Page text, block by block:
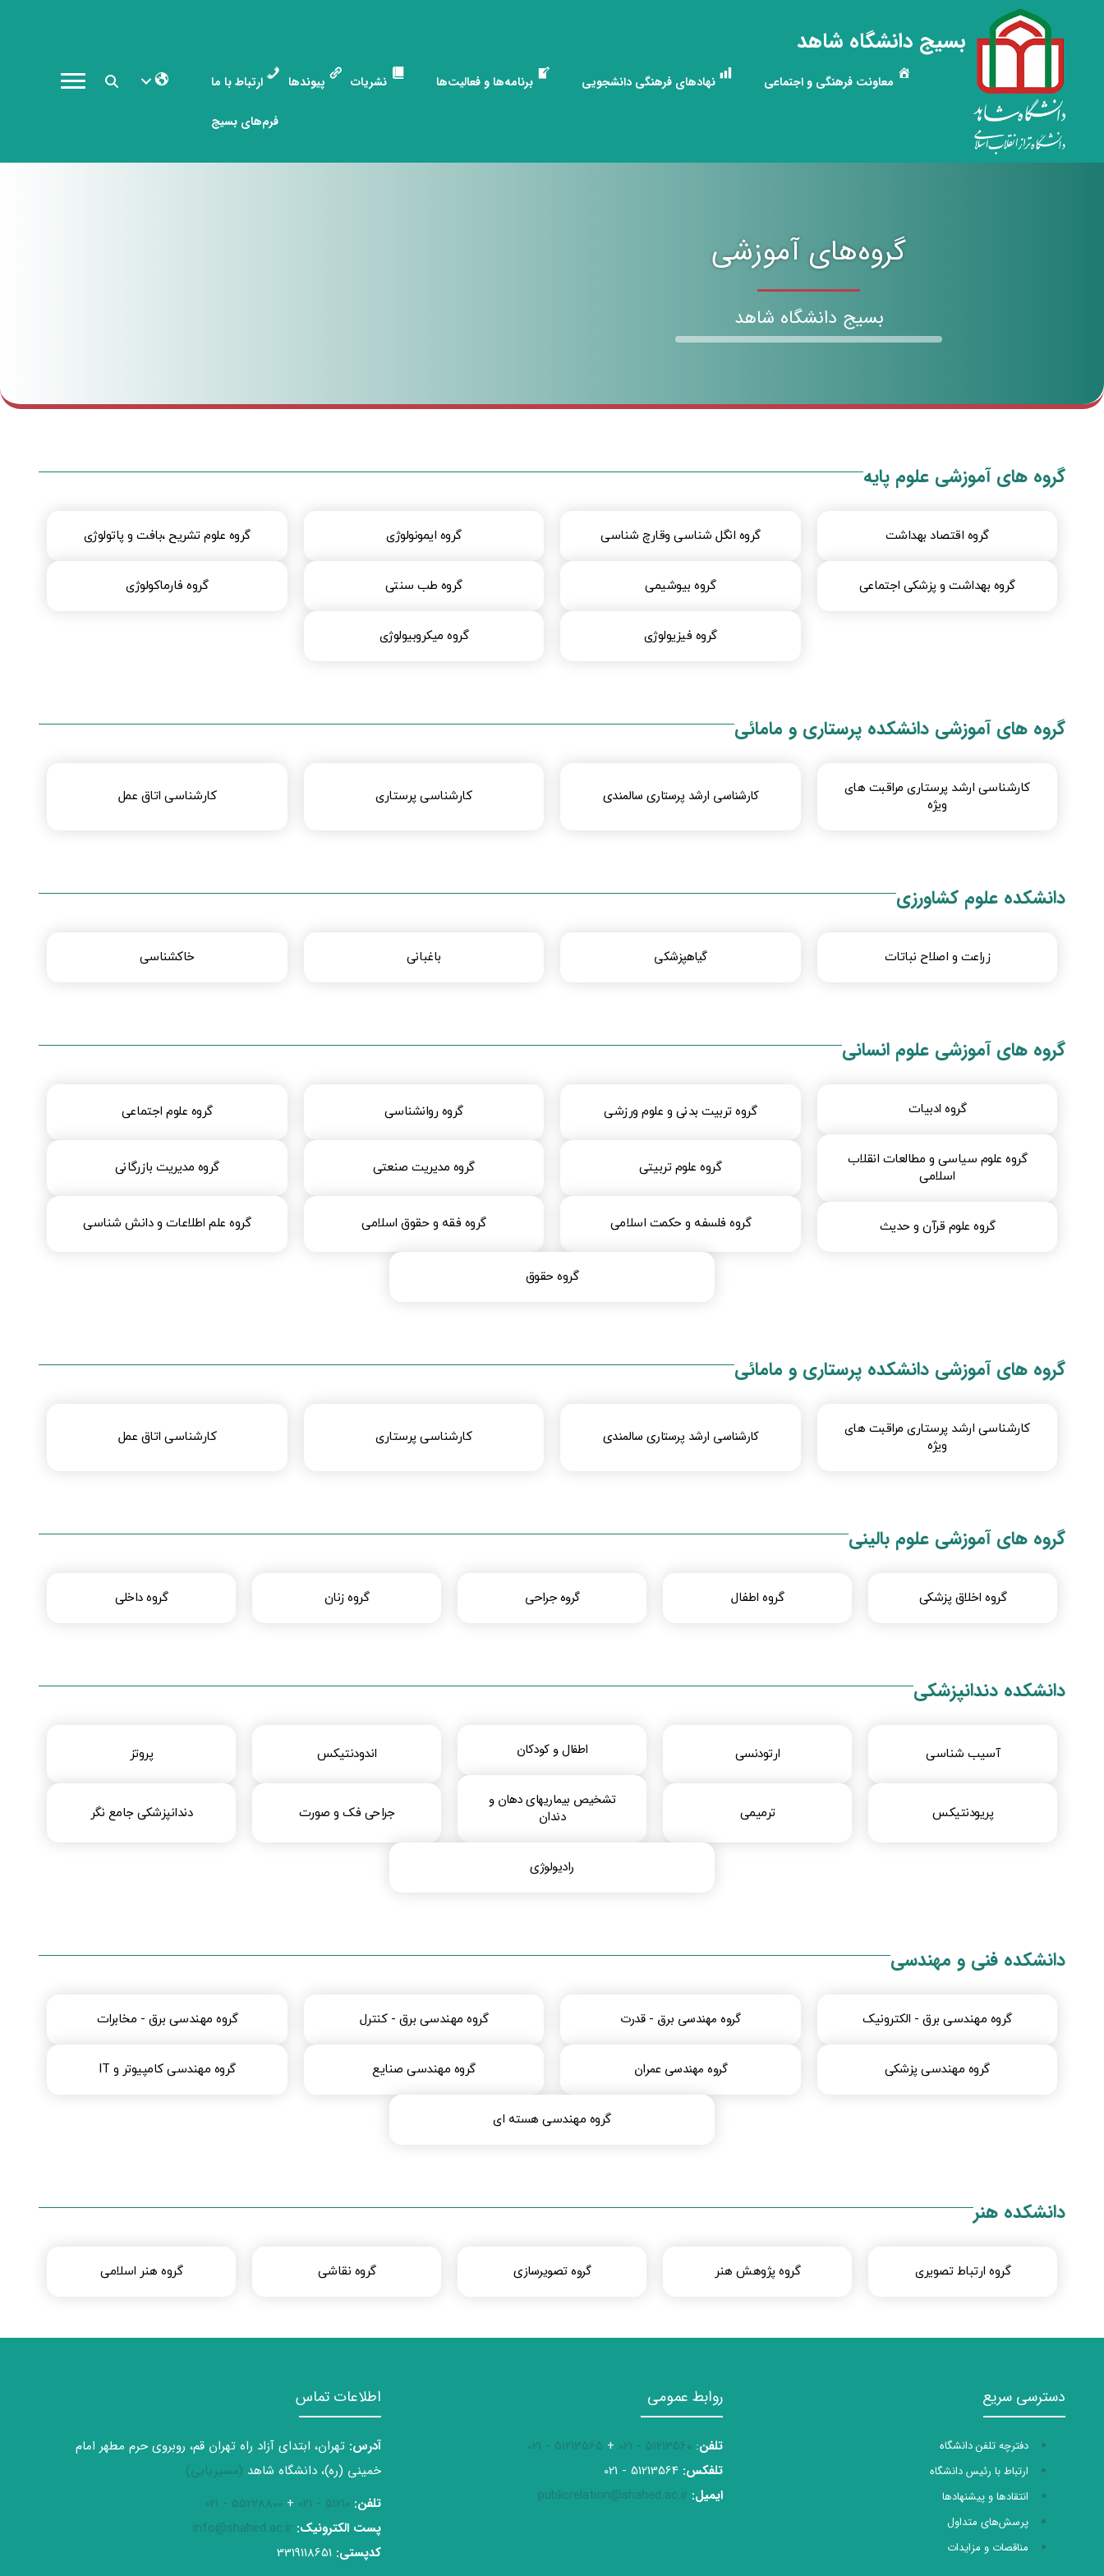
بسیج دانشگاه شاهد
معاونت فرهنگی و اجتماعی نهادهای فرهنگی دانشجویی برنامه‌ها و فعالیت‌ها نشریات پیوندها ارتباط با ما
فرم‌های بسیج
گروه‌های آموزشی
بسیج دانشگاه شاهد
گروه های آموزشی علوم پایه
گروه اقتصاد بهداشت
گروه بهداشت و پزشکی اجتماعی
گروه انگل شناسی وقارچ شناسی
گروه بیوشیمی
گروه ایمونولوژی
گروه طب سنتی
گروه علوم تشریح ،بافت و پاتولوژی
گروه فارماکولوژی
گروه فیزیولوژی گروه میکروبیولوژی
گروه های آموزشی دانشکده پرستاری و مامائی
​​​​​​​​​​​​​​​​​​​​​​​​کارشناسی ارشد پرستاری مراقبت های
ویژه​
کارشناسی ارشد پرستاری سالمندی کارشناسی پرستاری​​ کارشناسی اتاق عمل
دانشکده علوم کشاورزی
زراعت و اصلاح نباتات گیاهپزشکی باغبانی خاکشناسی
گروه های آموزشی علوم انسانی
گروه ادبیات​​
گروه علوم سیاسی و مطالعات انقلاب
اسلامی​
گروه علوم قرآن و حدیث​
گروه تربیت بدنی و علوم ورزشی​​
گروه علوم تربیتی​​
گروه فلسفه و حکمت اسلامی​
گروه روانشناسی​​
گروه مدیریت صنعتی​
گروه فقه و حقوق اسلامی
گروه علوم اجتماعی​
گروه مدیریت بازرگانی​
گروه علم اطلاعات و دانش شناسی​​
گروه حقوق
گروه های آموزشی دانشکده پرستاری و مامائی
​​​​​​​​​​​​​​​​​​​​​​​​کارشناسی ارشد پرستاری مراقبت های
ویژه​
کارشناسی ارشد پرستاری سالمندی کارشناسی پرستاری​​ کارشناسی اتاق عمل
گروه های آموزشی علوم بالینی
گروه اخلاق پزشکی گروه اطفال گروه جراحی گروه زنان گروه داخلی
دانشکده دندانپزشکی
آسیب شناسی
پریودنتیکس
ارتودنسی
ترمیمی
اطفال و کودکان
تشخیص بیماریهای دهان و
دندان
اندودنتیکس
جراحی فک و صورت
پروتز
دندانپزشکی جامع نگر
رادیولوژی
دانشکده فنی و مهندسی
گروه مهندسی برق - الکترونیک
گروه مهندسی پزشکی
گروه مهندسی برق - قدرت
گروه مهندسی عمران
گروه مهندسی برق - کنترل
گروه مهندسی صنایع
گروه مهندسی برق - مخابرات
گروه مهندسی کامپیوتر و IT
گروه مهندسی هسته ای
دانشکده هنر
گروه ارتباط تصویری گروه پژوهش هنر گروه تصویرسازی گروه نقاشی گروه هنر اسلامی
دسترسی سریع
دفترچه تلفن دانشگاه
ارتباط با رئیس دانشگاه
انتقادها و پیشنهادها
پرسش‌های متداول
مناقصات و مزایدات
روابط عمومی
تلفن:
51213560 - 021
+
51213565 - 021
تلفکس:
ایمیل: publicrelation@shahed.ac.ir
اطلاعات تماس
آدرس: تهران، ابتدای آزاد راه تهران قم، روبروی حرم مطهر امام
خمینی (ره)، دانشگاه شاهد (مسیریابی)
تلفن: 51210 - 021
+
55228800 - 021
پست الکترونیک: info@shahed.ac.ir
کدپستی: